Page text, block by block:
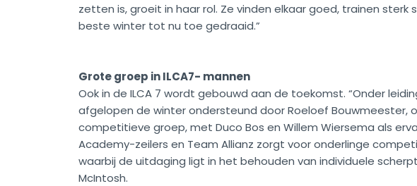
zetten is, groeit in haar rol. Ze vinden elkaar goed, trainen sterk
beste winter tot nu toe gedraaid.”
Grote groep in ILCA7- mannen
Ook in de ILCA 7 wordt gebouwd aan de toekomst. “Onder
afgelopen de winter ondersteund door Roeloef Bouwmeester,
competitieve groep, met Duco Bos en Willem Wiersema als
Academy-zeilers en Team Allianz zorgt voor onderlinge
waarbij de uitdaging ligt in het behouden van individuele
McIntosh.